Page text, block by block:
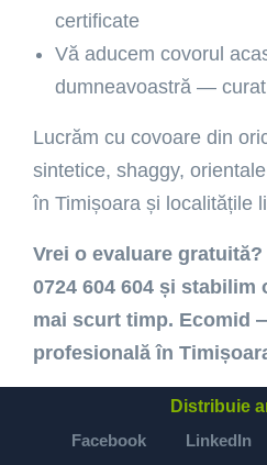
certificate
Vă aducem covorul
dumneavoastră —
Lucrăm cu covoare din
sintetice, shaggy,
în Timișoara și localitățile
Vrei o evaluare
0724 604 604 și stabilim
mai scurt timp. Ecomid
profesională în
Distribuie
Facebook
LinkedIn